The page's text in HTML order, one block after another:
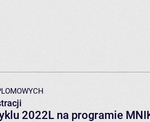
2022L na programie